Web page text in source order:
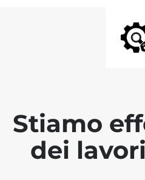
Stiamo
dei